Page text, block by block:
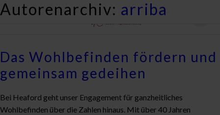
Autorenarchiv: arriba
Das Wohlbefinden fördern und
gemeinsam gedeihen
Bei Heaford geht unser Engagement für ganzheitliches
Wohlbefinden über die Zahlen hinaus. Mit über 40 Jahren